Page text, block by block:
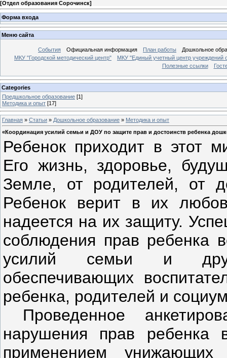
[Отдел образования Сорочинск]
Форма входа
Меню сайта
События Официальная информация План работы
Дошкольное
МКУ "Городской методический центр"
МКУ "Единый учетный центр учреждений
Полезные ссылки
Categories
Предшкольное образование [1]
Методика и опыт [17]
Главная » Статьи » Дошкольное образование » Методика и опыт
«Координация усилий семьи и ДОУ по защите прав и достоинств ребенка
Ребенок приходит в этот
Его жизнь, здоровье,
Земле, от родителей, от
Ребенок верит в их
надеется на их защиту.
соблюдения прав ребенка
усилий семьи и
обеспечивающих
ребенка, родителей и
Проведенное
нарушения прав ребенка
применением